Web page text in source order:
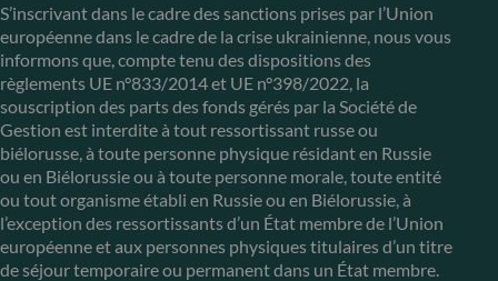
S’inscrivant dans le cadre des sanctions prises par l’Union
européenne dans le cadre de la crise ukrainienne, nous vous
informons que, compte tenu des dispositions des
règlements UE n°833/2014 et UE n°398/2022, la
souscription des parts des fonds gérés par la Société de
Gestion est interdite à tout ressortissant russe ou
biélorusse, à toute personne physique résidant en Russie
ou en Biélorussie ou à toute personne morale, toute entité
ou tout organisme établi en Russie ou en Biélorussie, à
l’exception des ressortissants d’un État membre de l’Union
européenne et aux personnes physiques titulaires d’un titre
de séjour temporaire ou permanent dans un État membre.